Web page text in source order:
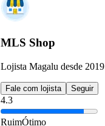
MLS Shop
Lojista Magalu desde 2019
Fale com lojista Seguir
4.3
RuimÓtimo